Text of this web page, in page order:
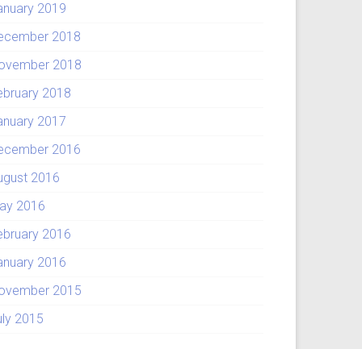
2019
2018
2018
2018
2017
2016
2016
2016
2016
2016
2015
2015